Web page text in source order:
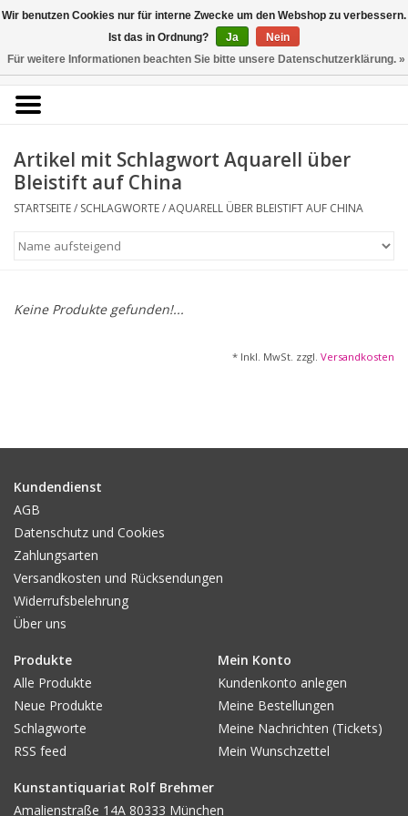
0 Artikel - €0,00
Kunstantiquariat
Rolf Brehmer
Portal für Grafik aus 5
Fotografie
Varia & Rara
Kunst-Doku
Artikel mit Schlagwort Aquarell über
Bleistift auf China
STARTSEITE/ SCHLAGWORTE/AQUARELL ÜBER BLEISTIFT AUF CHINA
Keine Produkte gefunden!...
* Inkl. MwSt. zzgl. Versandkosten
Kundendienst
AGB
Datenschutz und Cookies
Zahlungsarten
Versandkosten und Rücksendungen
Widerrufsbelehrung
Über uns
Produkte
Alle Produkte
Neue Produkte
Schlagworte
RSS feed
Mein Konto
Kundenkonto anlegen
Meine Bestellungen
Meine Nachrichten (Tickets)
Mein Wunschzettel
Kunstantiquariat Rolf Brehmer
Amalienstraße 14A 80333 München
Wir benutzen Cookies nur für interne Zwecke um den Webshop zu verbessern.
Ist das in Ordnung?
Ja
Nein
Für weitere Informationen beachten Sie bitte unsere Datenschutzerklärung. »